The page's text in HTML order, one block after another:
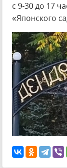
с 9-30 до 17
«Японского